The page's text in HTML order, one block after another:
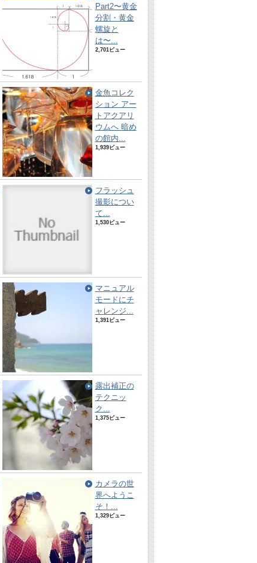
Part2〜黄金
分割・黄金
螺旋と
は〜...
2,701ビュー
金魚コレク
ション アー
トアクアリ
ウムへ 暗め
の館内...
1,939ビュー
フラッシュ
撮影につい
て...
1,530ビュー
マニュアル
モードにチ
ャレンジ...
1,391ビュー
露出補正の
テクニッ
ク...
1,375ビュー
カメラの世
界へようこ
そ！...
1,329ビュー